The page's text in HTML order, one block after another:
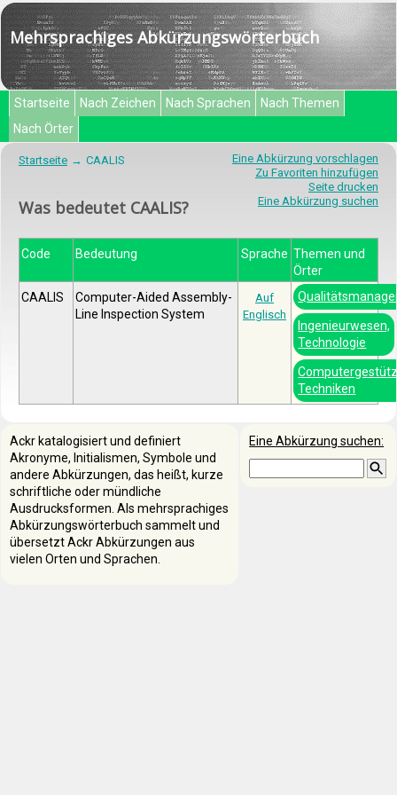
Mehrsprachiges Abkürzungswörterbuch
Startseite Nach Zeichen Nach Sprachen
Nach Themen
Nach Örter
Eine Abkürzung vorschlagen
Zu Favoriten hinzufügen
Seite drucken
Eine Abkürzung suchen
Startseite CAALIS
Was bedeutet CAALIS?
Code Bedeutung Sprache Themen und
Örter
CAALIS
Computer-Aided Assembly-
Line Inspection System
Auf
Englisch
Ingenieurwesen,
Technologie
Techniken
Eine Abkürzung suchen:
Ackr katalogisiert und definiert
Akronyme, Initialismen, Symbole und
andere Abkürzungen, das heißt, kurze
schriftliche oder mündliche
Ausdrucksformen. Als mehrsprachiges
Abkürzungswörterbuch sammelt und
übersetzt Ackr Abkürzungen aus
vielen Orten und Sprachen.